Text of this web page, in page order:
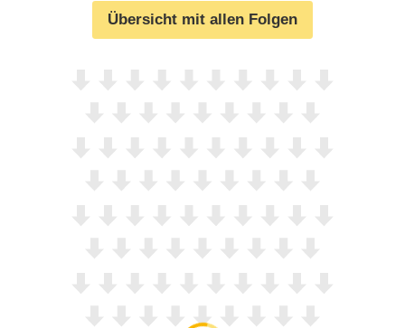
Übersicht mit allen Folgen